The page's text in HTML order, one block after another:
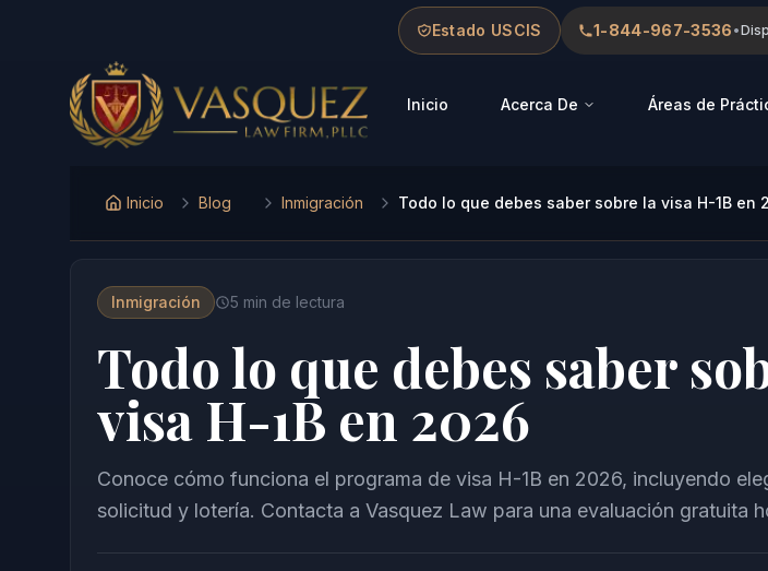
Estado USCIS 1-844-967-3536 •
Vasquez Law Firm - Home
Inicio Acerca De Áreas de
Inicio Blog Inmigración Todo lo que debes saber sobre la visa H-1B en
Inmigración 5 min de lectura
Todo lo que debes saber
visa H-1B en 2026
Conoce cómo funciona el programa de visa H-1B en 2026, incluyendo
solicitud y lotería. Contacta a Vasquez Law para una evaluación gratuita